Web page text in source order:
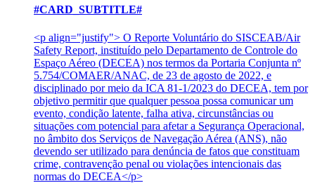
#CARD_SUBTITLE#
<p align="justify"> O Reporte Voluntário do SISCEAB/Air
Safety Report, instituído pelo Departamento de Controle do
Espaço Aéreo (DECEA) nos termos da Portaria Conjunta nº
5.754/COMAER/ANAC, de 23 de agosto de 2022, e
disciplinado por meio da ICA 81-1/2023 do DECEA, tem por
objetivo permitir que qualquer pessoa possa comunicar um
evento, condição latente, falha ativa, circunstâncias ou
situações com potencial para afetar a Segurança Operacional,
no âmbito dos Serviços de Navegação Aérea (ANS), não
devendo ser utilizado para denúncia de fatos que constituam
crime, contravenção penal ou violações intencionais das
normas do DECEA</p>